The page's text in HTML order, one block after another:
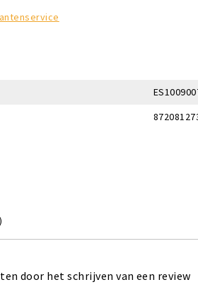
door het schrijven van een review